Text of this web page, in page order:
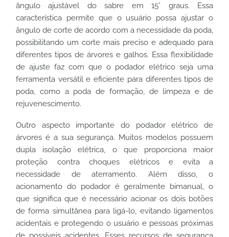
ângulo ajustável do sabre em 15° graus. Essa
característica permite que o usuário possa ajustar o
ângulo de corte de acordo com a necessidade da poda,
possibilitando um corte mais preciso e adequado para
diferentes tipos de árvores e galhos. Essa flexibilidade
de ajuste faz com que o podador elétrico seja uma
ferramenta versátil e eficiente para diferentes tipos de
poda, como a poda de formação, de limpeza e de
rejuvenescimento.
Outro aspecto importante do podador elétrico de
árvores é a sua segurança. Muitos modelos possuem
dupla isolação elétrica, o que proporciona maior
proteção contra choques elétricos e evita a
necessidade de aterramento. Além disso, o
acionamento do podador é geralmente bimanual, o
que significa que é necessário acionar os dois botões
de forma simultânea para ligá-lo, evitando ligamentos
acidentais e protegendo o usuário e pessoas próximas